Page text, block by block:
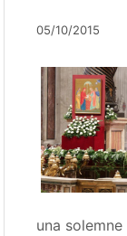
05/10/2015
una